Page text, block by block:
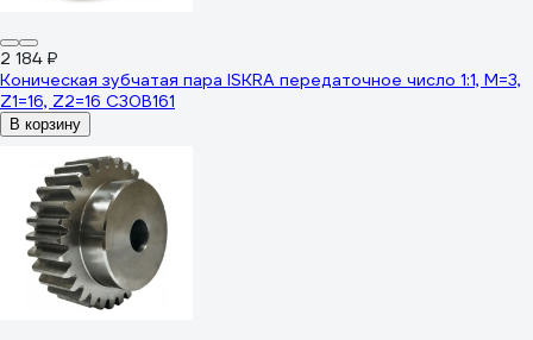
2 184 ₽
Коническая зубчатая пара ISKRA передаточное число 1:1, M=3,
Z1=16, Z2=16 C30B161
В корзину